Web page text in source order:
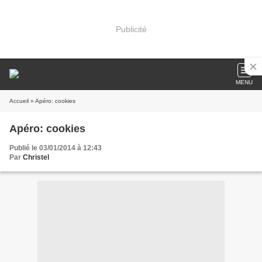
Publicité
MENU
Accueil » Apéro: cookies
Apéro: cookies
Publié le 03/01/2014 à 12:43
Par Christel